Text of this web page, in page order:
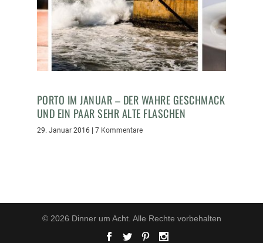
PORTO IM JANUAR – DER WAHRE GESCHMACK
UND EIN PAAR SEHR ALTE FLASCHEN
29. Januar 2016 | 7 Kommentare
© 2026 Dinner um Acht. Alle Rechte vorbehalten